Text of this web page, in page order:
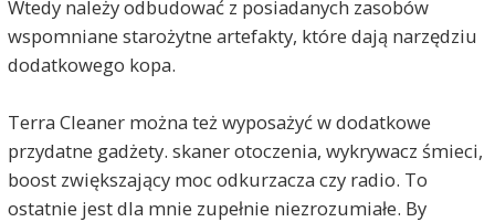
Wtedy należy odbudować z posiadanych zasobów
wspomniane starożytne artefakty, które dają narzędziu
dodatkowego kopa.
Terra Cleaner można też wyposażyć w dodatkowe
przydatne gadżety. skaner otoczenia, wykrywacz śmieci,
boost zwiększający moc odkurzacza czy radio. To
ostatnie jest dla mnie zupełnie niezrozumiałe. By